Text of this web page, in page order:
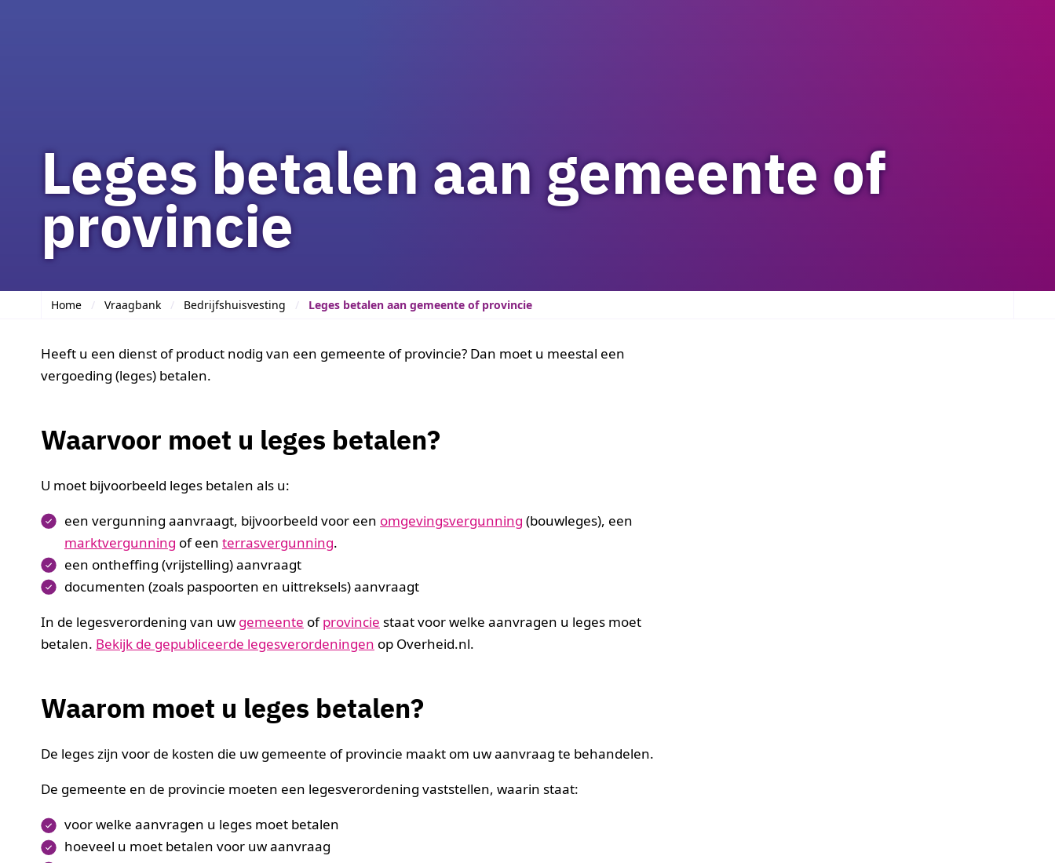
Leges betalen aan gemeente of
provincie
Home Vraagbank Bedrijfshuisvesting Leges betalen aan gemeente of provincie
Heeft u een dienst of product nodig van een gemeente of provincie? Dan moet u meestal een
vergoeding (leges) betalen.
Waarvoor moet u leges betalen?
U moet bijvoorbeeld leges betalen als u:
een vergunning aanvraagt, bijvoorbeeld voor een omgevingsvergunning (bouwleges), een
marktvergunning of een terrasvergunning.
een ontheffing (vrijstelling) aanvraagt
documenten (zoals paspoorten en uittreksels) aanvraagt
In de legesverordening van uw gemeente ofprovincie staat voor welke aanvragen u leges moet
betalen. Bekijk de gepubliceerde legesverordeningen op Overheid.nl.
Waarom moet u leges betalen?
De leges zijn voor de kosten die uw gemeente of provincie maakt om uw aanvraag te behandelen.
De gemeente en de provincie moeten een legesverordening vaststellen, waarin staat:
voor welke aanvragen u leges moet betalen
hoeveel u moet betalen voor uw aanvraag